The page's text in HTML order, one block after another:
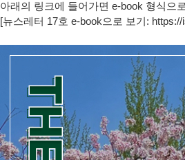
아래의 링크에 들어가면 e-book 형식으
[뉴스레터 17호 e-book으로 보기 :